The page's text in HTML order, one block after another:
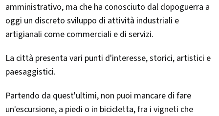
amministrativo, ma che ha conosciuto dal dopoguerra a
oggi un discreto sviluppo di attività industriali e
artigianali come commerciali e di servizi.
La città presenta vari punti d'interesse, storici, artistici e
paesaggistici.
Partendo da quest'ultimi, non puoi mancare di fare
un'escursione, a piedi o in bicicletta, fra i vigneti che